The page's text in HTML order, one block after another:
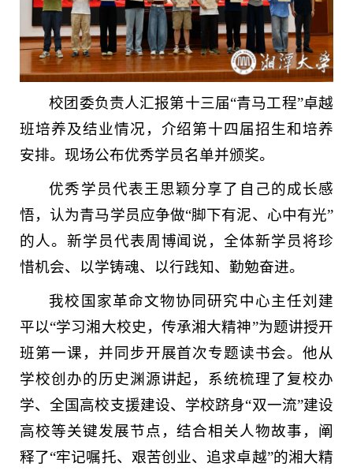
校团委负责人汇报第十三届“青马工程”卓越
班培养及结业情况，介绍第十四届招生和培养
安排。现场公布优秀学员名单并颁奖。
优秀学员代表王思颖分享了自己的成长感
悟，认为青马学员应争做“脚下有泥、心中有光”
的人。新学员代表周博闻说，全体新学员将珍
惜机会、以学铸魂、以行践知、勤勉奋进。
我校国家革命文物协同研究中心主任刘建
平以“学习湘大校史，传承湘大精神”为题讲授开
班第一课，并同步开展首次专题读书会。他从
学校创办的历史渊源讲起，系统梳理了复校办
学、全国高校支援建设、学校跻身“双一流”建设
高校等关键发展节点，结合相关人物故事，阐
释了“牢记嘱托、艰苦创业、追求卓越”的湘大精